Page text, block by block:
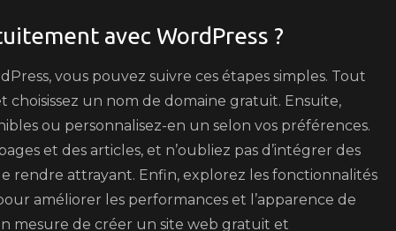
avec WordPress ?
vous pouvez suivre ces étapes simples. Tout
un nom de domaine gratuit. Ensuite,
ou personnalisez-en un selon vos préférences.
et des articles, et n’oubliez pas d’intégrer des
rendre attrayant. Enfin, explorez les fonctionnalités
améliorer les performances et l’apparence de
mesure de créer un site web gratuit et